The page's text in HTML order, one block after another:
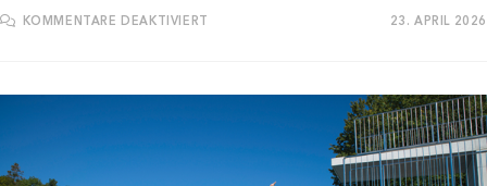
KOMMENTARE DEAKTIVIERT 23. APRIL 2026